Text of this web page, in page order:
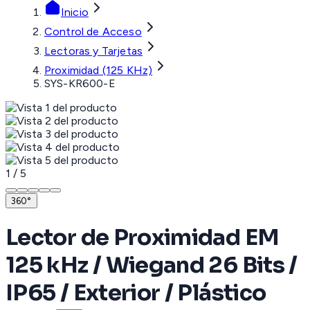
Inicio
Control de Acceso
Lectoras y Tarjetas
Proximidad (125 KHz)
SYS-KR600-E
1 / 5
360°
Lector de Proximidad EM
125 kHz / Wiegand 26 Bits /
IP65 / Exterior / Plástico